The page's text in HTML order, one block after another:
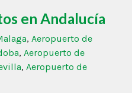
en Andalucía
, Aeropuerto de
, Aeropuerto de
, Aeropuerto de